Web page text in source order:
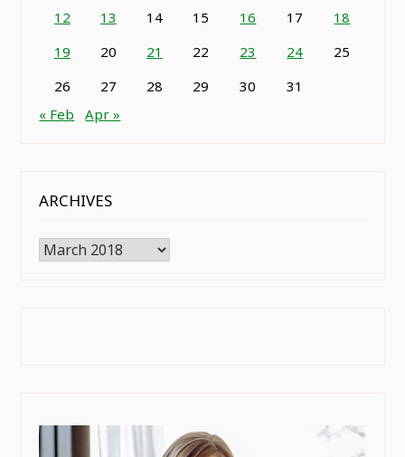
12
13 14 15 16 17
18
19
20 21 22 23 24
25
26
27 28 29 30
31
« Feb
Apr »
ARCHIVES
Archives